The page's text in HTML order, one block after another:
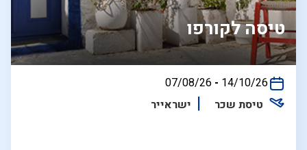
טיסה לקורפו
בין
07/08/26 - 14/10/26
טיסת שכר
ישראייר